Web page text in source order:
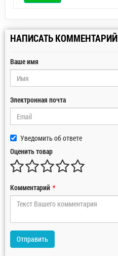
НАПИСАТЬ КОММЕНТАРИЙ
Ваше имя
Электронная почта
Уведомить об ответе
Оценить товар
Комментарий *
Отправить